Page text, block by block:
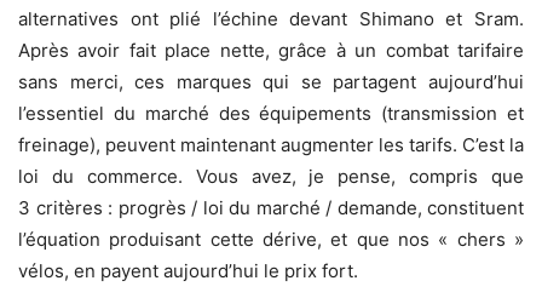
alternatives ont plié l’échine devant Shimano et Sram.
Après avoir fait place nette, grâce à un combat tarifaire
sans merci, ces marques qui se partagent aujourd’hui
l’essentiel du marché des équipements (transmission et
freinage), peuvent maintenant augmenter les tarifs. C’est la
loi du commerce. Vous avez, je pense, compris que
3 critères : progrès / loi du marché / demande, constituent
l’équation produisant cette dérive, et que nos « chers »
vélos, en payent aujourd’hui le prix fort.